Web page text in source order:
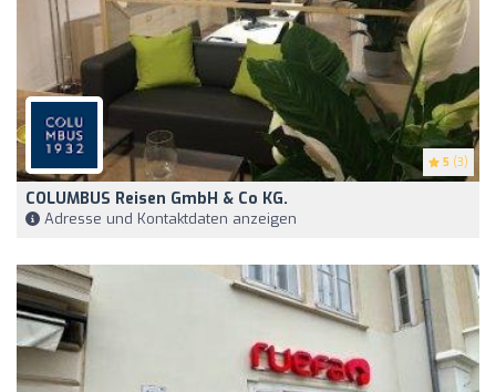
5 (3)
COLUMBUS Reisen GmbH & Co KG.
Adresse und Kontaktdaten anzeigen